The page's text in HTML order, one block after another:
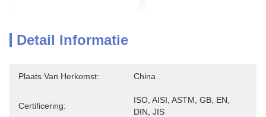
Detail Informatie
Plaats Van Herkomst: China
Certificering:
ISO, AISI, ASTM, GB, EN,
DIN, JIS